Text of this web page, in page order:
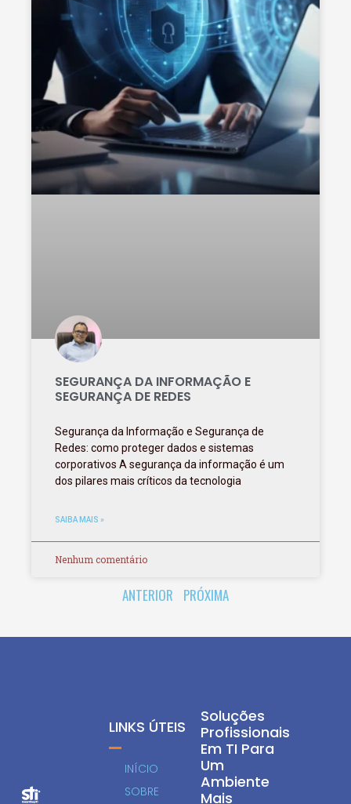
SEGURANÇA DA INFORMAÇÃO E
SEGURANÇA DE REDES
Segurança da Informação e Segurança de
Redes: como proteger dados e sistemas
corporativos A segurança da informação é um
dos pilares mais críticos da tecnologia
SAIBA MAIS »
Nenhum comentário
ANTERIOR PRÓXIMA
Soluções
Profissionais
Em TI Para
Um
Ambiente
Mais
LINKS ÚTEIS
INÍCIO
SOBRE